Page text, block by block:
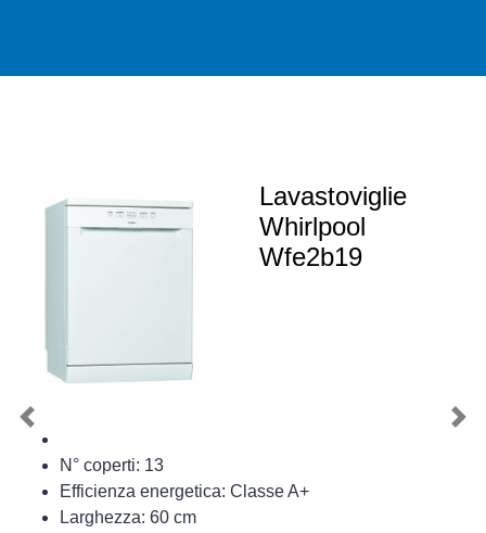
Lavastoviglie
Whirlpool
Wfe2b19
N° coperti: 13
Efficienza energetica: Classe A+
Larghezza: 60 cm
Previous